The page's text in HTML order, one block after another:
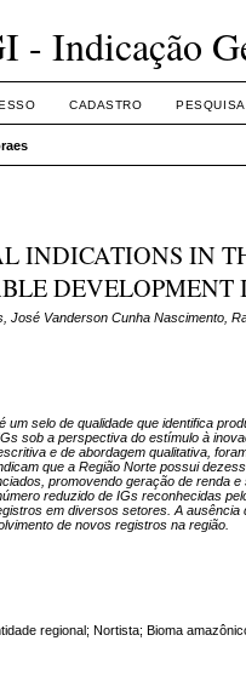
- Indicação
CADASTRO PESQUISA
INDICATIONS IN
José Vanderson Cunha Nascimento,
um selo de qualidade que identifica
sob a perspectiva do estímulo à
e de abordagem qualitativa,
que a Região Norte possui
promovendo geração de renda
reduzido de IGs reconhecidas
em diversos setores. A
de novos registros na região.
regional; Nortista; Bioma